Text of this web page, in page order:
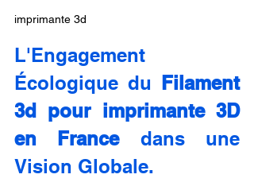
imprimante 3d
L'Engagement
Écologique du
Filament
3d pour imprimante 3D
en France dans une
Vision Globale.